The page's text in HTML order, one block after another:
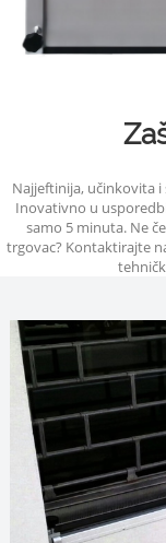
Najjeftinija, učinkovita
Inovativno u
samo 5 minuta. Ne
trgovac? Kontaktirajte